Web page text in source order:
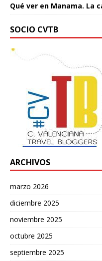
Qué ver en Manama. La
SOCIO CVTB
ARCHIVOS
marzo 2026
diciembre 2025
noviembre 2025
octubre 2025
septiembre 2025